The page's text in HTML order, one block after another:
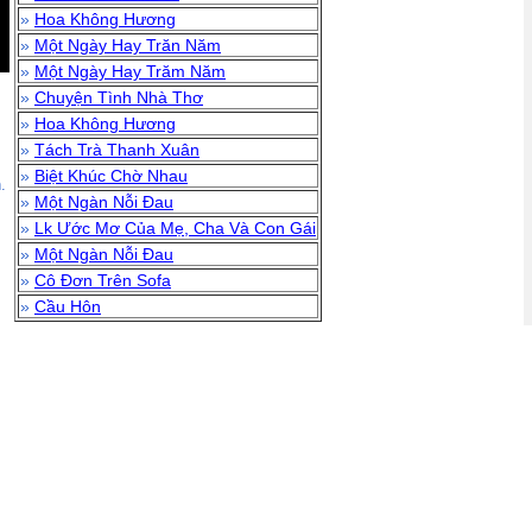
» Hoa Không Hương
» Một Ngày Hay Trăn Năm
» Một Ngày Hay Trăm Năm
» Chuyện Tình Nhà Thơ
» Hoa Không Hương
» Tách Trà Thanh Xuân
» Biệt Khúc Chờ Nhau
» Một Ngàn Nỗi Đau
» Lk Ước Mơ Của Mẹ, Cha Và Con Gái
» Một Ngàn Nỗi Đau
» Cô Đơn Trên Sofa
» Cầu Hôn